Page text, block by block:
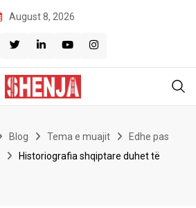
August 8, 2026
Blog Tema e muajit
Edhe pas
Historiografia shqiptare duhet të